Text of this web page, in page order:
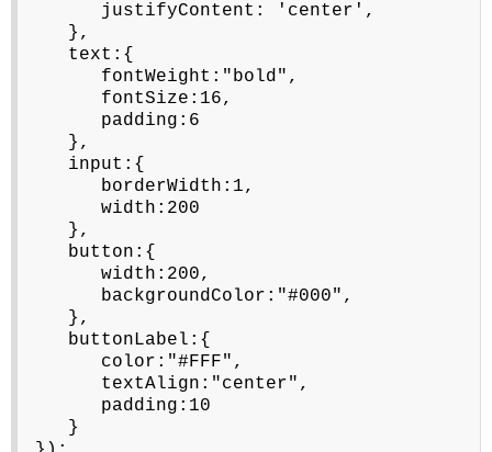
justifyContent: 'center',
},
text:{
fontWeight:"bold",
fontSize:16,
padding:6
},
input:{
borderWidth:1,
width:200
},
button:{
width:200,
backgroundColor:"#000",
},
buttonLabel:{
color:"#FFF",
textAlign:"center",
padding:10
}